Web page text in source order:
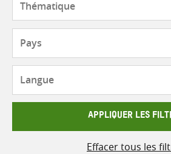
APPLIQUER LES
Effacer tous les